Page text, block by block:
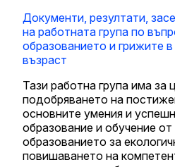
Документи, резултати,
на работната група по
образованието и грижите
възраст
Тази работна група има за
подобряването на
основните умения и
образование и обучение от
образованието за
повишаването на